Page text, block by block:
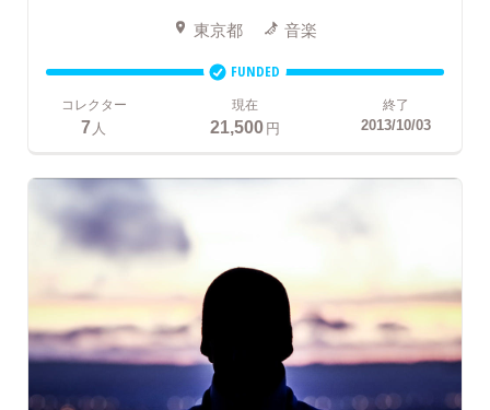
東京都 音楽
FUNDED
コレクター
7 人
現在
21,500円
終了
2013/10/03